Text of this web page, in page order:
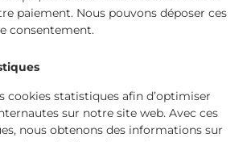
paiement. Nous pouvons déposer ces
consentement.
cookies statistiques afin d’optimiser
sur notre site web. Avec ces
nous obtenons des informations sur